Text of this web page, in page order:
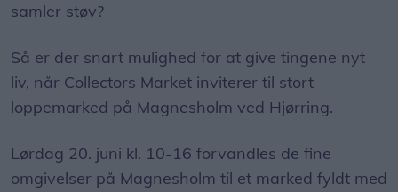
samler støv?
Så er der snart mulighed for at give tingene nyt
liv, når Collectors Market inviterer til stort
loppemarked på Magnesholm ved Hjørring.
Lørdag 20. juni kl. 10-16 forvandles de fine
omgivelser på Magnesholm til et marked fyldt med